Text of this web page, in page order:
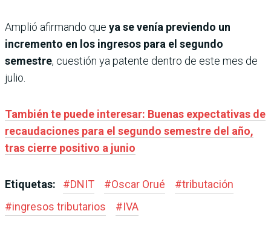
Amplió afirmando que ya se venía previendo un
incremento en los ingresos para el segundo
semestre, cuestión ya patente dentro de este mes de
julio.
También te puede interesar: Buenas expectativas de
recaudaciones para el segundo semestre del año,
tras cierre positivo a junio
Etiquetas: #DNIT #Oscar Orué #tributación
#ingresos tributarios #IVA